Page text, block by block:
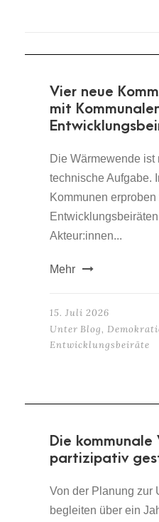
Vier neue
mit
Die Wärmewende ist
technische Aufgabe.
Kommunen
Akteur:innen...
Mehr
15. Juli 2026
Unter Blog,
Entwicklungsbeiräte
Die
partizipativ
Von der Planung zur
begleiten über ein